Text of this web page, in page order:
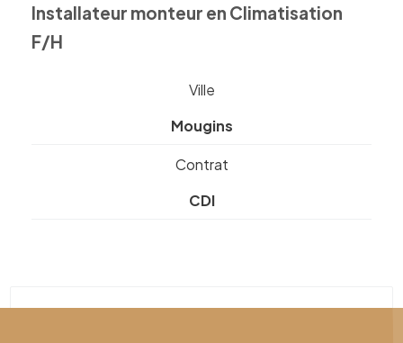
Installateur monteur en Climatisation
F/H
Ville
Mougins
Contrat
CDI